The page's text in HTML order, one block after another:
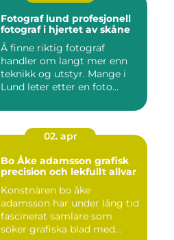
Fotograf lund profesjonell
fotograf i hjertet av skåne
Å finne riktig fotograf
handler om langt mer enn
teknikk og utstyr. Mange i
Lund leter etter en foto...
02. apr
Bo Åke adamsson grafisk
precision och lekfullt allvar
Konstnären bo åke
adamsson har under lång tid
fascinerat samlare som
söker grafiska blad med